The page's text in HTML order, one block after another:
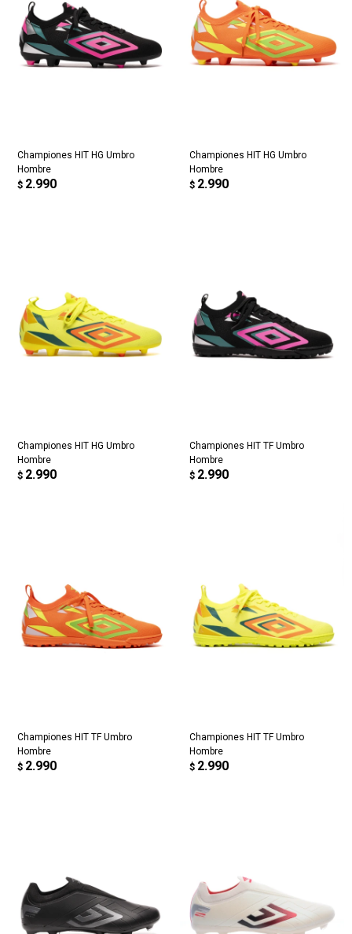
Championes HIT HG Umbro
Hombre
$ 2.990
Championes HIT HG Umbro
Hombre
$ 2.990
Championes HIT HG Umbro
Hombre
$ 2.990
Championes HIT TF Umbro
Hombre
$ 2.990
Championes HIT TF Umbro
Hombre
$ 2.990
Championes HIT TF Umbro
Hombre
$ 2.990